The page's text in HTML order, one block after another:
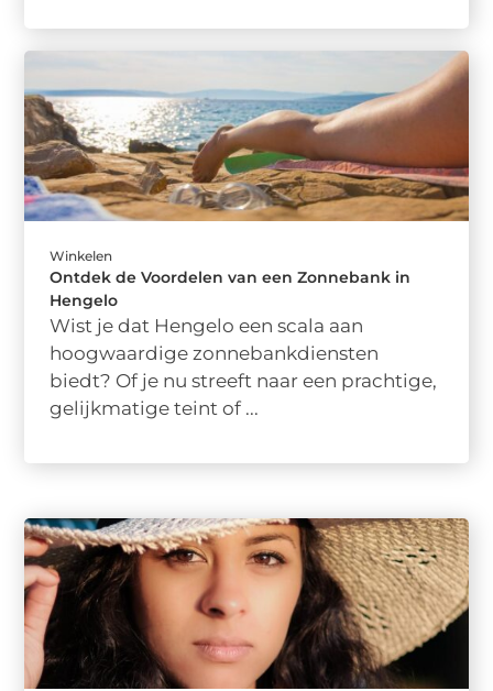
Winkelen
Ontdek de Voordelen van een Zonnebank in
Hengelo
Wist je dat Hengelo een scala aan
hoogwaardige zonnebankdiensten
biedt? Of je nu streeft naar een prachtige,
gelijkmatige teint of ...